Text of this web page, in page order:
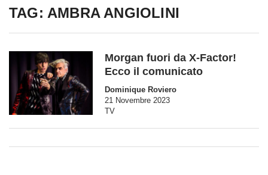
TAG: AMBRA ANGIOLINI
Morgan fuori da X-Factor!
Ecco il comunicato
Dominique Roviero
21 Novembre 2023
TV